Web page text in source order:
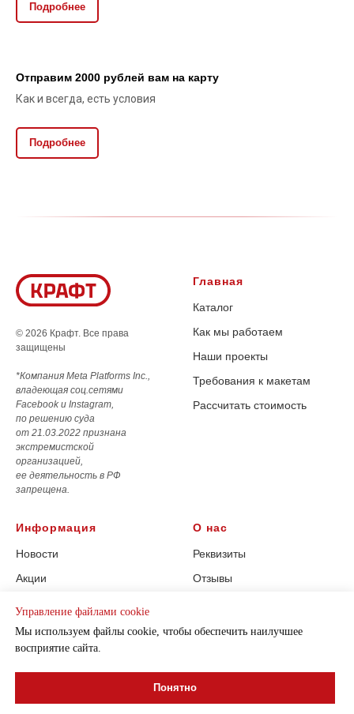
Управление файлами cookie
Мы используем файлы cookie, чтобы обеспечить наилучшее
восприятие сайта.
Понятно
Подробнее
Отправим 2000 рублей вам на карту
Как и всегда, есть условия
Подробнее
© 2026 Крафт. Все права
защищены
*Компания Meta Platforms Inc.,
владеющая соц.сетями
Facebook и Instagram,
по решению суда
от 21.03.2022 признана
экстремистской
организацией,
ее деятельность в РФ
запрещена.
Главная
Каталог
Как мы работаем
Наши проекты
Требования к макетам
Рассчитать стоимость
Информация
Новости
Акции
Политика
конфиденциальности
О нас
Реквизиты
Отзывы
Контакты